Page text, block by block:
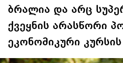
ბრალია და არც
ქვეყნის არასწორი
ეკონომიკური კურსის